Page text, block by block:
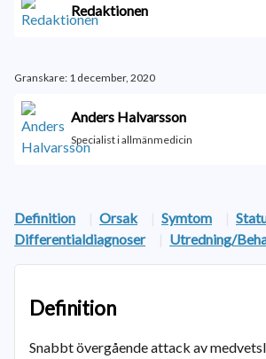
Redaktionen
Granskare: 1 december, 2020
Anders Halvarsson
Specialist i allmänmedicin
Definition | Orsak | Symtom |
Differentialdiagnoser
| Utredning/
Definition
Snabbt övergående attack av